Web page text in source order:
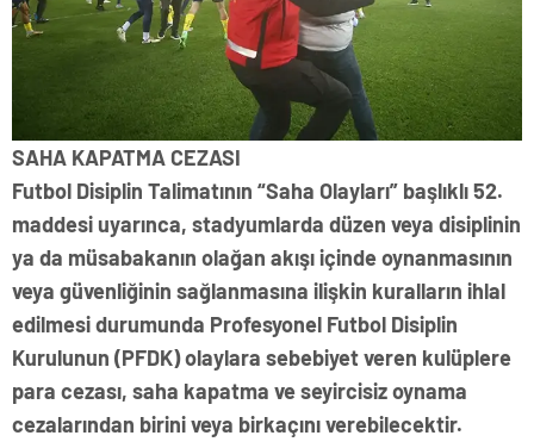
SAHA KAPATMA CEZASI
Futbol Disiplin Talimatının “Saha Olayları” başlıklı 52.
maddesi uyarınca, stadyumlarda düzen veya disiplinin
ya da müsabakanın olağan akışı içinde oynanmasının
veya güvenliğinin sağlanmasına ilişkin kuralların ihlal
edilmesi durumunda Profesyonel Futbol Disiplin
Kurulunun (PFDK) olaylara sebebiyet veren kulüplere
para cezası, saha kapatma ve seyircisiz oynama
cezalarından birini veya birkaçını verebilecektir.